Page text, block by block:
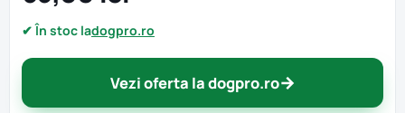
✔ În stoc ladogpro.ro
Vezi oferta la dogpro.ro→